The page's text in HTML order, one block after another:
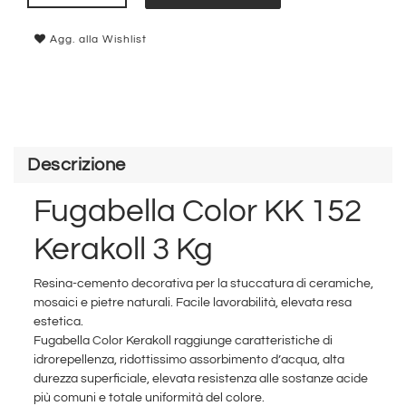
Agg. alla Wishlist
Descrizione
Fugabella Color KK 152
Kerakoll 3 Kg
Resina-cemento decorativa per la stuccatura di ceramiche,
mosaici e pietre naturali. Facile lavorabilità, elevata resa
estetica.
Fugabella Color Kerakoll raggiunge caratteristiche di
idrorepellenza, ridottissimo assorbimento d’acqua, alta
durezza superficiale, elevata resistenza alle sostanze acide
più comuni e totale uniformità del colore.